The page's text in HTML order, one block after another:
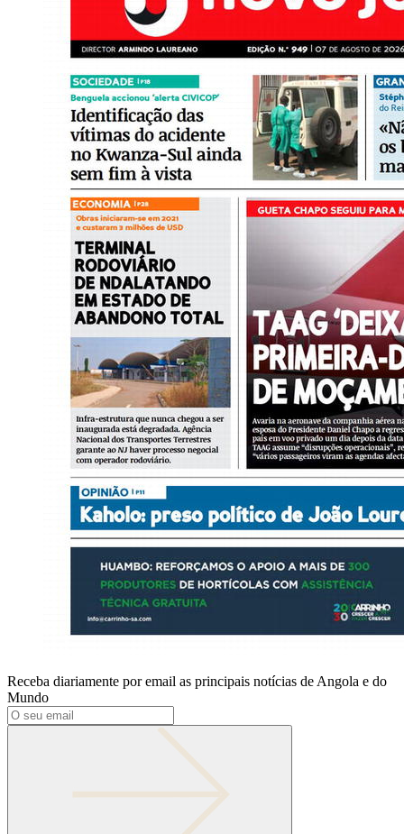
Receba diariamente por email as principais notícias de Angola e do
Mundo